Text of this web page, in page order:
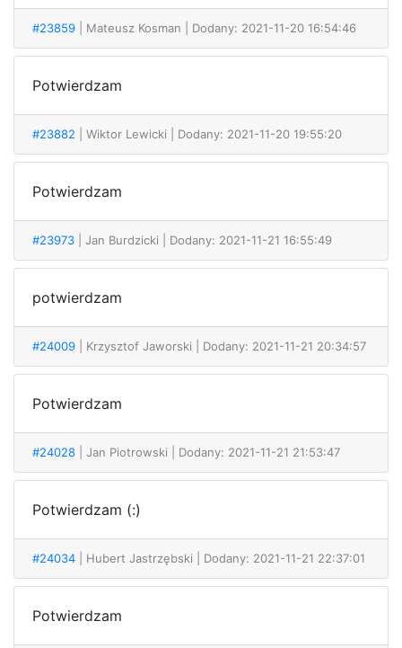
#23859 | Mateusz Kosman | Dodany: 2021-11-20 16:54:46
Potwierdzam
#23882 | Wiktor Lewicki | Dodany: 2021-11-20 19:55:20
Potwierdzam
#23973 | Jan Burdzicki | Dodany: 2021-11-21 16:55:49
potwierdzam
#24009 | Krzysztof Jaworski | Dodany: 2021-11-21 20:34:57
Potwierdzam
#24028 | Jan Piotrowski | Dodany: 2021-11-21 21:53:47
Potwierdzam (:)
#24034 | Hubert Jastrzębski | Dodany: 2021-11-21 22:37:01
Potwierdzam